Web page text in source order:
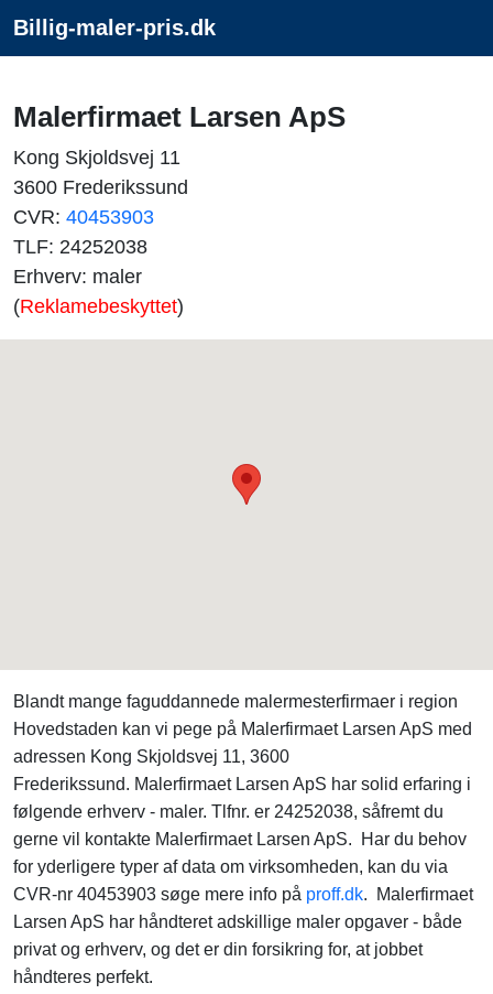
Billig-maler-pris.dk
Malerfirmaet Larsen ApS
Kong Skjoldsvej 11
3600 Frederikssund
CVR: 40453903
TLF: 24252038
Erhverv: maler
(Reklamebeskyttet)
Blandt mange faguddannede malermesterfirmaer i region
Hovedstaden kan vi pege på Malerfirmaet Larsen ApS med
adressen Kong Skjoldsvej 11, 3600
Frederikssund. Malerfirmaet Larsen ApS har solid erfaring i
følgende erhverv - maler. Tlfnr. er 24252038, såfremt du
gerne vil kontakte Malerfirmaet Larsen ApS. Har du behov
for yderligere typer af data om virksomheden, kan du via
CVR-nr 40453903 søge mere info på proff.dk. Malerfirmaet
Larsen ApS har håndteret adskillige maler opgaver - både
privat og erhverv, og det er din forsikring for, at jobbet
håndteres perfekt.